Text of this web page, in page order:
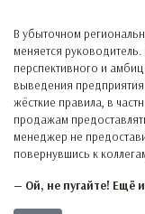
В убыточном
меняется
перспективного и
выведения предприятия
жёсткие правила, в
продажам
менеджер не
повернувшись к
— Ой, не пугайте! Ещё